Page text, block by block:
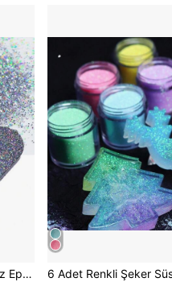
50g Holografik İnce Parıltılı Toz Epoksi Reçine Dolguları Parlayan Altın Gümüş Reçine Pigmenti Silikon Kalıp Doldurma Bardak Sanat DIY El Sanatları